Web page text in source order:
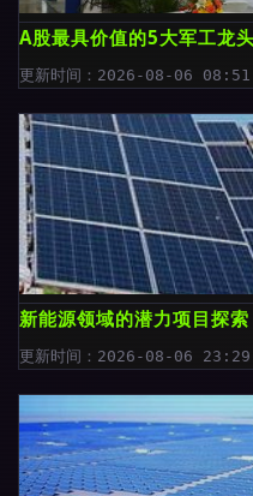
A股最具价值的5大军工龙
更新时间：2026-08-06
新能源领域的潜力项目探索
更新时间：2026-08-06